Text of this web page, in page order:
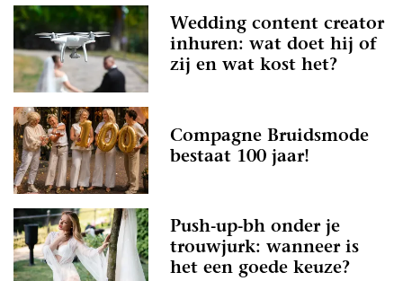
Wedding content creator
inhuren: wat doet hij of
zij en wat kost het?
Compagne Bruidsmode
bestaat 100 jaar!
Push-up-bh onder je
trouwjurk: wanneer is
het een goede keuze?